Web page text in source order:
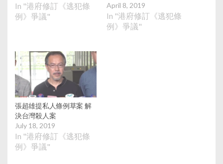
In "港府修訂《逃犯條
例》爭議"
April 8, 2019
In "港府修訂《逃犯條
例》爭議"
張超雄提私人條例草案 解
決台灣殺人案
July 18, 2019
In "港府修訂《逃犯條
例》爭議"